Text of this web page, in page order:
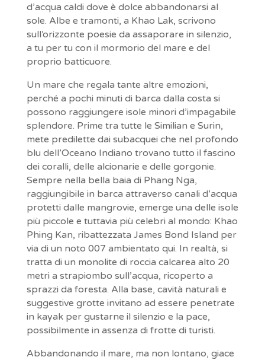
d’acqua caldi dove è dolce abbandonarsi al
sole. Albe e tramonti, a Khao Lak, scrivono
sull’orizzonte poesie da assaporare in silenzio,
a tu per tu con il mormorio del mare e del
proprio batticuore.
Un mare che regala tante altre emozioni,
perché a pochi minuti di barca dalla costa si
possono raggiungere isole minori d’impagabile
splendore. Prime tra tutte le Similian e Surin,
mete predilette dai subacquei che nel profondo
blu dell’Oceano Indiano trovano tutto il fascino
dei coralli, delle alcionarie e delle gorgonie.
Sempre nella bella baia di Phang Nga,
raggiungibile in barca attraverso canali d’acqua
protetti dalle mangrovie, emerge una delle isole
più piccole e tuttavia più celebri al mondo: Khao
Phing Kan, ribattezzata James Bond Island per
via di un noto 007 ambientato qui. In realtà, si
tratta di un monolite di roccia calcarea alto 20
metri a strapiombo sull’acqua, ricoperto a
sprazzi da foresta. Alla base, cavità naturali e
suggestive grotte invitano ad essere penetrate
in kayak per gustarne il silenzio e la pace,
possibilmente in assenza di frotte di turisti.
Abbandonando il mare, ma non lontano, giace